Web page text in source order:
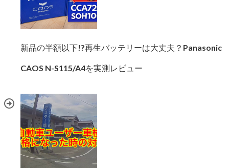
新品の半額以下!?再生バッテリーは大丈夫？Panasonic
CAOS N-S115/A4を実測レビュー